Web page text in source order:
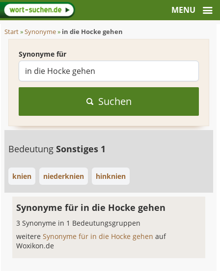
Start»Synonyme» in die Hocke gehen
Synonyme für
Suchen
BedeutungSonstiges 1
knien niederknien hinknien
Synonyme für in die Hocke gehen
3 Synonyme in 1 Bedeutungsgruppen
weitereSynonyme für in die Hocke gehenauf
Woxikon.de